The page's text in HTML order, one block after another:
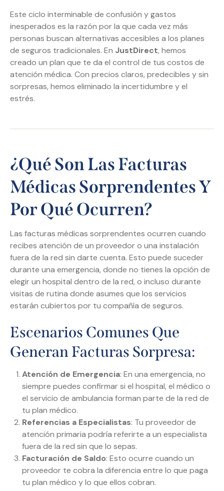
Este ciclo interminable de confusión y gastos
inesperados es la razón por la que cada vez más
personas buscan alternativas accesibles a los planes
de seguros tradicionales. En JustDirect, hemos
creado un plan que te da el control de tus costos de
atención médica. Con precios claros, predecibles y sin
sorpresas, hemos eliminado la incertidumbre y el
estrés.
¿Qué Son Las Facturas
Médicas Sorprendentes Y
Por Qué Ocurren?
Las facturas médicas sorprendentes ocurren cuando
recibes atención de un proveedor o una instalación
fuera de la red sin darte cuenta. Esto puede suceder
durante una emergencia, donde no tienes la opción de
elegir un hospital dentro de la red, o incluso durante
visitas de rutina donde asumes que los servicios
estarán cubiertos por tu compañía de seguros.
Escenarios Comunes Que
Generan Facturas Sorpresa:
Atención de Emergencia: En una emergencia, no
siempre puedes confirmar si el hospital, el médico o
el servicio de ambulancia forman parte de la red de
tu plan médico.
Referencias a Especialistas: Tu proveedor de
atención primaria podría referirte a un especialista
fuera de la red sin que lo sepas.
Facturación de Saldo: Esto ocurre cuando un
proveedor te cobra la diferencia entre lo que paga
tu plan médico y lo que ellos cobran.